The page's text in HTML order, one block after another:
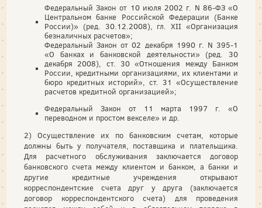
Федеральный Закон от 10 июля 2002 г. N 86-ФЗ «О
Центральном банке Российской Федерации (Банке
России)» (ред. 30.12.2008), гл. XII «Организация
безналичных расчетов»;
Федеральный Закон от 02 декабря 1990 г. N 395-1
«О банках и банковской деятельности» (ред. 30
декабря 2008), ст. 30 «Отношения между Банком
России, кредитными организациями, их клиентами и
бюро кредитных историй», ст. 31 «Осуществление
расчетов кредитной организацией»;
Федеральный Закон от 11 марта 1997 г. «О
переводном и простом векселе» и др.
2) Осуществление их по банковским счетам, которые
должны быть у получателя, поставщика и плательщика.
Для расчетного обслуживания заключается договор
банковского счета между клиентом и банком, а банки и
другие кредитные учреждения открывают
корреспондентские счета друг у друга (заключается
договор корреспондентского счета) для проведения